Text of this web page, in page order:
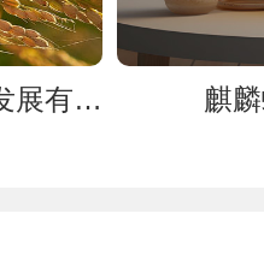
山东相益生物科技发展有限公司官网 麒